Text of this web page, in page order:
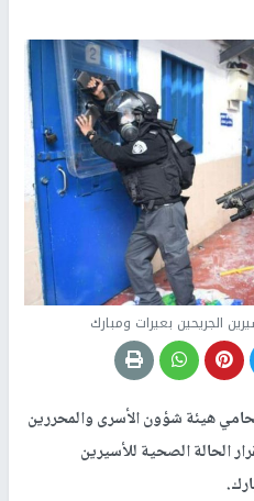
الجريحين بعيرات ومبارك
هيئة شؤون الأسرى والمحررين
الحالة الصحية للأسيرين